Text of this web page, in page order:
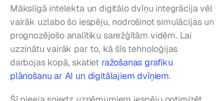
Mākslīgā intelekta un digitālo dvīņu integrācija vēl
vairāk uzlabo šo iespēju, nodrošinot simulācijas un
prognozējošo analītiku sarežģītām vidēm. Lai
uzzinātu vairāk par to, kā šīs tehnoloģijas
darbojas kopā, skatiet ražošanas grafiku
plānošanu ar AI un digitālajiem dvīņiem.